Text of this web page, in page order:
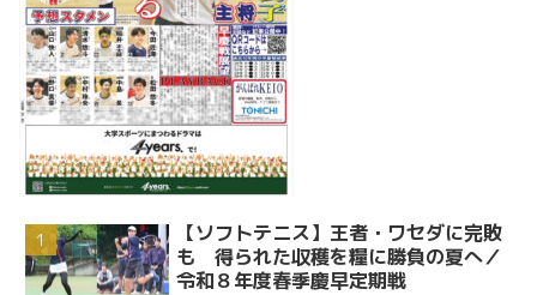
【ソフトテニス】王者・ワセダに完敗
も 得られた収穫を糧に勝負の夏へ／
令和８年度春季慶早定期戦